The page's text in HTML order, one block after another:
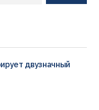
двузначный